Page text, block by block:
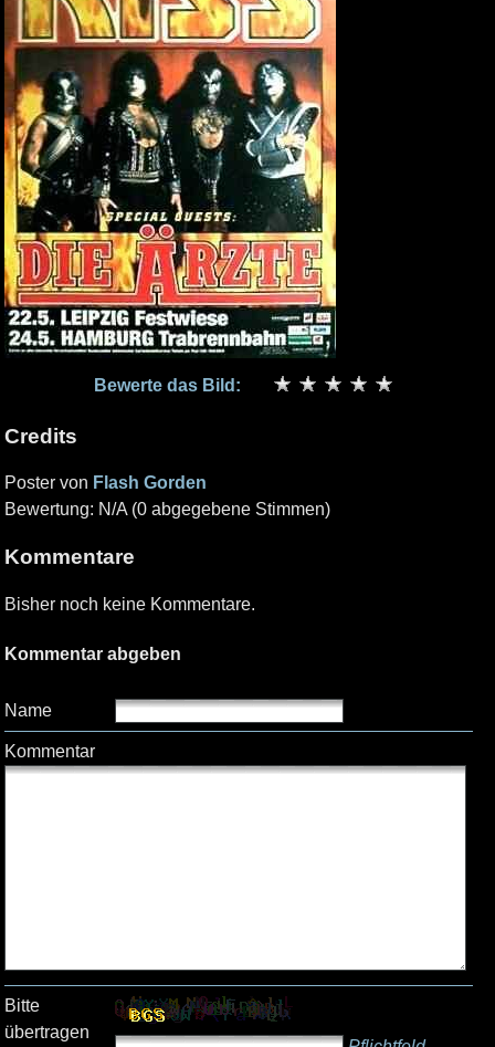
Bewerte das Bild:
Credits
Poster von Flash Gorden
Bewertung: N/A (0 abgegebene Stimmen)
Kommentare
Bisher noch keine Kommentare.
Kommentar abgeben
Name
Kommentar
Bitte
übertragen